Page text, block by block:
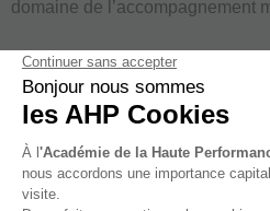
domaine de l’accompagnement
Sachez que moins vous
allez passer à l’action. Il
Il est important à ce moment de
Apprenez plus sur les